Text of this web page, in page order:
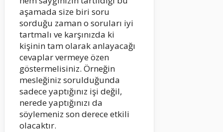
aşamada size biri soru
sorduğu zaman o soruları iyi
tartmalı ve karşınızda ki
kişinin tam olarak anlayacağı
cevaplar vermeye özen
göstermelisiniz. Örneğin
mesleğiniz sorulduğunda
sadece yaptığınız işi değil,
nerede yaptığınızı da
söylemeniz son derece etkili
olacaktır.